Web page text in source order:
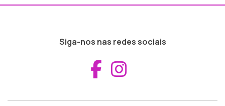
Siga-nos nas redes sociais
Aceder ao